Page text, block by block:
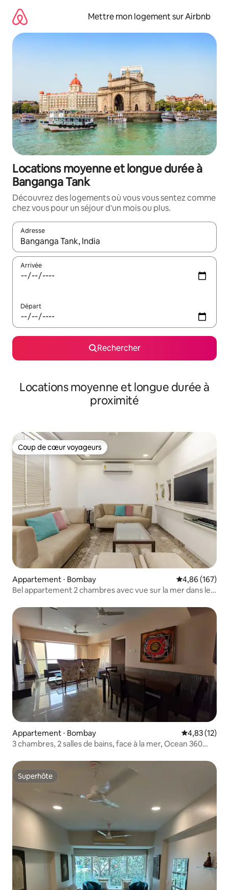
directement
contenu
Mettre mon logement sur Airbnb
Locations moyenne et longue durée à
Banganga Tank
Découvrez des logements où vous vous sentez comme
chez vous pour un séjour d'un mois ou plus.
Adresse
Lorsque les résultats s'affichent, utilisez les flèches vers le
Arrivée
Départ
Rechercher
Locations moyenne et longue durée à
proximité
Coup de cœur voyageurs
Coup de cœur voyageurs
Appartement ⋅ Bombay Évaluation
4,86 (167)
Bel appartement 2 chambres avec vue sur la mer dans le
Appartement ⋅ Bombay Évaluation
4,83 (12)
3 chambres, 2 salles de bains, face à la mer, Ocean 360
Superhôte
Superhôte